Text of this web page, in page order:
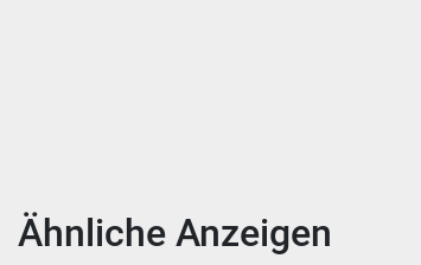
Ähnliche Anzeigen